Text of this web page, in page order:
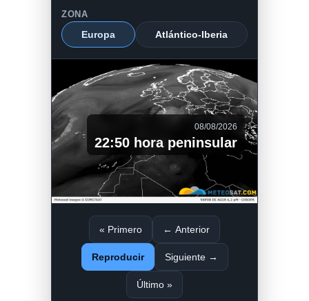
ZONA
Europa Atlántico-Iberia
08/08/2026
22:50 hora peninsular
« Primero ← Anterior
Reproducir Siguiente →
Último »